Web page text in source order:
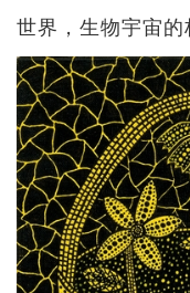
世界，生物宇宙的